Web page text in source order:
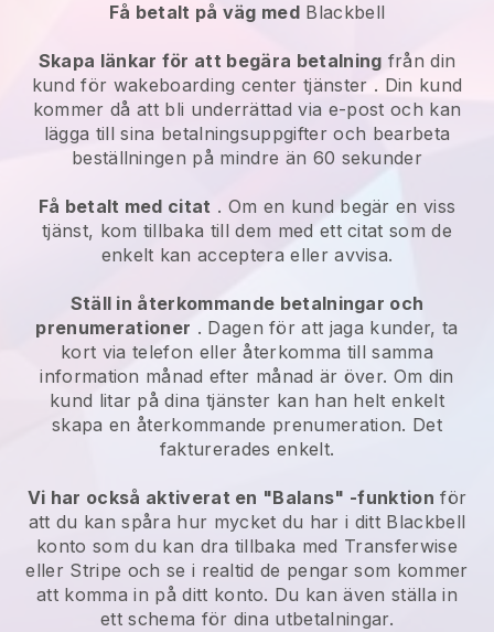
Få betalt på väg med Blackbell
Skapa länkar för att begära betalning från din
kund för wakeboarding center tjänster . Din kund
kommer då att bli underrättad via e-post och kan
lägga till sina betalningsuppgifter och bearbeta
beställningen på mindre än 60 sekunder
Få betalt med citat . Om en kund begär en viss
tjänst, kom tillbaka till dem med ett citat som de
enkelt kan acceptera eller avvisa.
Ställ in återkommande betalningar och
prenumerationer . Dagen för att jaga kunder, ta
kort via telefon eller återkomma till samma
information månad efter månad är över. Om din
kund litar på dina tjänster kan han helt enkelt
skapa en återkommande prenumeration. Det
fakturerades enkelt.
Vi har också aktiverat en "Balans" -funktion för
att du kan spåra hur mycket du har i ditt Blackbell
konto som du kan dra tillbaka med Transferwise
eller Stripe och se i realtid de pengar som kommer
att komma in på ditt konto. Du kan även ställa in
ett schema för dina utbetalningar.